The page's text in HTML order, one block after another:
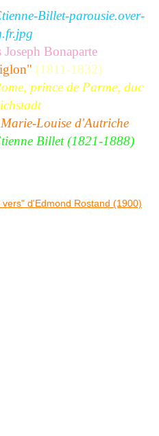
Bonaparte
(1811-1832)
prince de Parme, duc
Marie-Louise d'Autriche
Billet (1821-1888)
d'Edmond Rostand (1900)